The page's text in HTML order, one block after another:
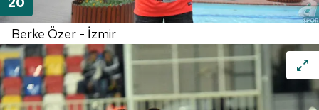
Berke Özer - İzmir